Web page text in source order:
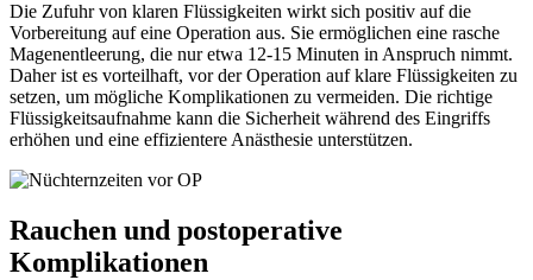
Die Zufuhr von klaren Flüssigkeiten wirkt sich positiv auf die
Vorbereitung auf eine Operation aus. Sie ermöglichen eine rasche
Magenentleerung, die nur etwa 12-15 Minuten in Anspruch nimmt.
Daher ist es vorteilhaft, vor der Operation auf klare Flüssigkeiten zu
setzen, um mögliche Komplikationen zu vermeiden. Die richtige
Flüssigkeitsaufnahme kann die Sicherheit während des Eingriffs
erhöhen und eine effizientere Anästhesie unterstützen.
Rauchen und postoperative
Komplikationen